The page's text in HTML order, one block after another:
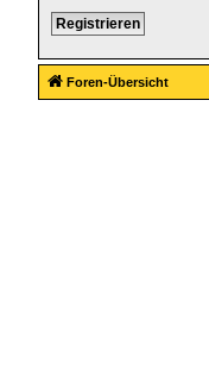
Registrieren
Foren-Übersicht